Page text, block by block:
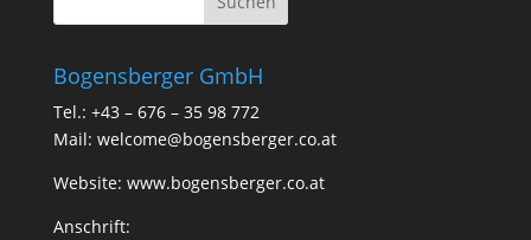
Bogensberger GmbH
Tel.: +43 – 676 – 35 98 772
Mail: welcome@bogensberger.co.at
Website: www.bogensberger.co.at
Anschrift: